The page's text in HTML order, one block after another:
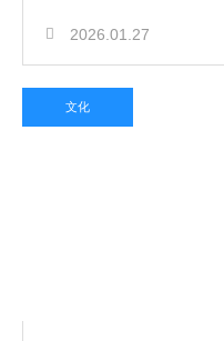
2026.01.27
文化